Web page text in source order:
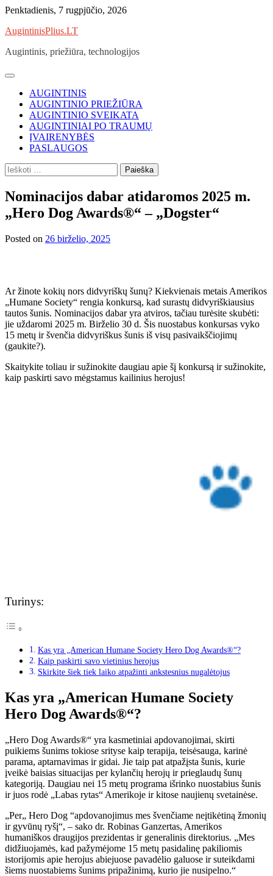
Skip
content
Penktadienis, 7 rugpjūčio, 2026
AugintinisPlius.LT
Augintinis, priežiūra, technologijos
AUGINTINIS
AUGINTINIO PRIEŽIŪRA
AUGINTINIO SVEIKATA
AUGINTINIAI PO TRAUMŲ
ĮVAIRENYBĖS
PASLAUGOS
Ieškoti:
Nominacijos dabar atidaromos 2025 m.
„Hero Dog Awards®“ – „Dogster“
Posted on 26 birželio, 2025
Ar žinote kokių nors didvyriškų šunų? Kiekvienais metais Amerikos
„Humane Society“ rengia konkursą, kad surastų didvyriškiausius
tautos šunis. Nominacijos dabar yra atviros, tačiau turėsite skubėti:
jie uždaromi 2025 m. Birželio 30 d. Šis nuostabus konkursas vyko
15 metų ir švenčia didvyriškus šunis iš visų pasivaikščiojimų
(gaukite?).
Skaitykite toliau ir sužinokite daugiau apie šį konkursą ir sužinokite,
kaip paskirti savo mėgstamus kailinius herojus!
Turinys:
Kas yra „American Humane Society Hero Dog Awards®“?
Kaip paskirti savo vietinius herojus
Skirkite šiek tiek laiko atpažinti ankstesnius nugalėtojus
Kas yra „American Humane Society
Hero Dog Awards®“?
„Hero Dog Awards®“ yra kasmetiniai apdovanojimai, skirti
puikiems šunims tokiose srityse kaip terapija, teisėsauga, karinė
parama, aptarnavimas ir gidai. Jie taip pat atpažįsta šunis, kurie
įveikė baisias situacijas per kylančių herojų ir prieglaudų šunų
kategoriją. Daugiau nei 15 metų programa išrinko nuostabius šunis
ir juos rodė „Labas rytas“ Amerikoje ir kitose naujienų svetainėse.
„Per„ Hero Dog “apdovanojimus mes švenčiame neįtikėtiną žmonių
ir gyvūnų ryšį“, – sako dr. Robinas Ganzertas, Amerikos
humaniškos draugijos prezidentas ir generalinis direktorius. „Mes
didžiuojamės, kad pažymėjome 15 metų pasidalinę pakiliomis
istorijomis apie herojus abiejuose pavadėlio galuose ir suteikdami
šiems nuostabiems šunims pripažinimą, kurio jie nusipelno.“